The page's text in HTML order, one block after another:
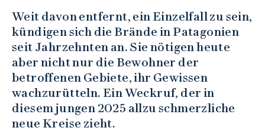
Weit davon entfernt, ein Einzelfall zu sein,
kündigen sich die Brände in Patagonien
seit Jahrzehnten an. Sie nötigen heute
aber nicht nur die Bewohner der
betroffenen Gebiete, ihr Gewissen
wachzurütteln. Ein Weckruf, der in
diesem jungen 2025 allzu schmerzliche
neue Kreise zieht.